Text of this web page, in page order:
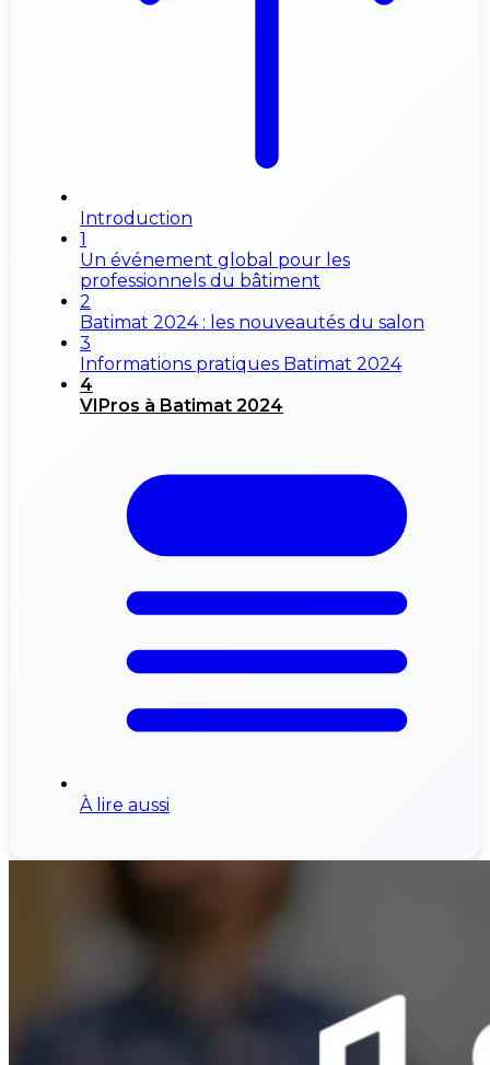
Introduction
1
Un événement global pour les
professionnels du bâtiment
2
Batimat 2024 : les nouveautés du salon
3
Informations pratiques Batimat 2024
4
VIPros à Batimat 2024
À lire aussi